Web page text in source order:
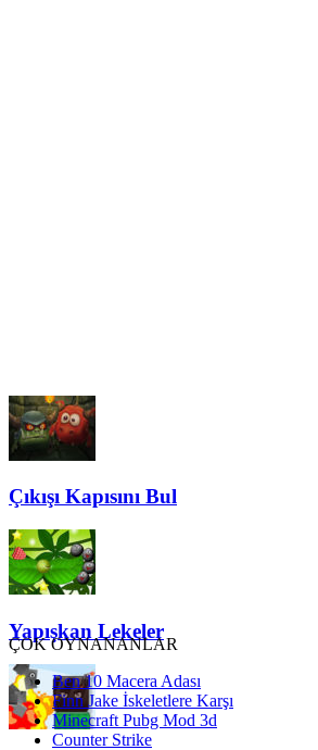
Çıkışı Kapısını Bul
Yapışkan Lekeler
ÇOK OYNANANLAR
Ben 10 Macera Adası
Finn Jake İskeletlere Karşı
Minecraft Pubg Mod 3d
Counter Strike